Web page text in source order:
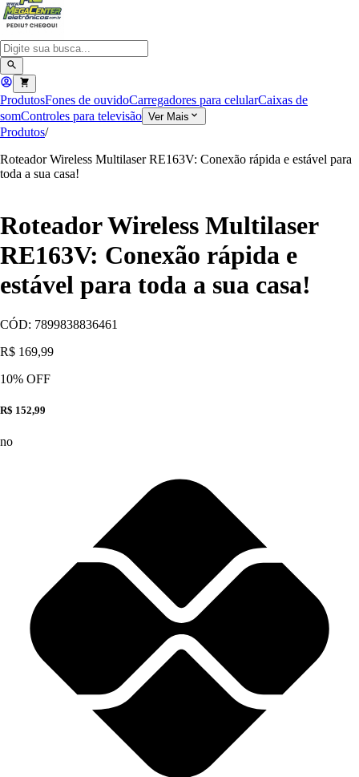
ProdutosFones de ouvidoCarregadores para celularCaixas de
somControles para televisão Ver Mais
Produtos/
Roteador Wireless Multilaser RE163V: Conexão rápida e estável para
toda a sua casa!
Roteador Wireless Multilaser
RE163V: Conexão rápida e
estável para toda a sua casa!
CÓD: 7899838836461
R$ 169,99
10% OFF
R$ 152,99
no